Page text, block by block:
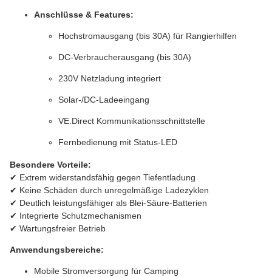
Anschlüsse & Features:
Hochstromausgang (bis 30A) für Rangierhilfen
DC-Verbraucherausgang (bis 30A)
230V Netzladung integriert
Solar-/DC-Ladeeingang
VE.Direct Kommunikationsschnittstelle
Fernbedienung mit Status-LED
Besondere Vorteile:
✔ Extrem widerstandsfähig gegen Tiefentladung
✔ Keine Schäden durch unregelmäßige Ladezyklen
✔ Deutlich leistungsfähiger als Blei-Säure-Batterien
✔ Integrierte Schutzmechanismen
✔ Wartungsfreier Betrieb
Anwendungsbereiche:
Mobile Stromversorgung für Camping